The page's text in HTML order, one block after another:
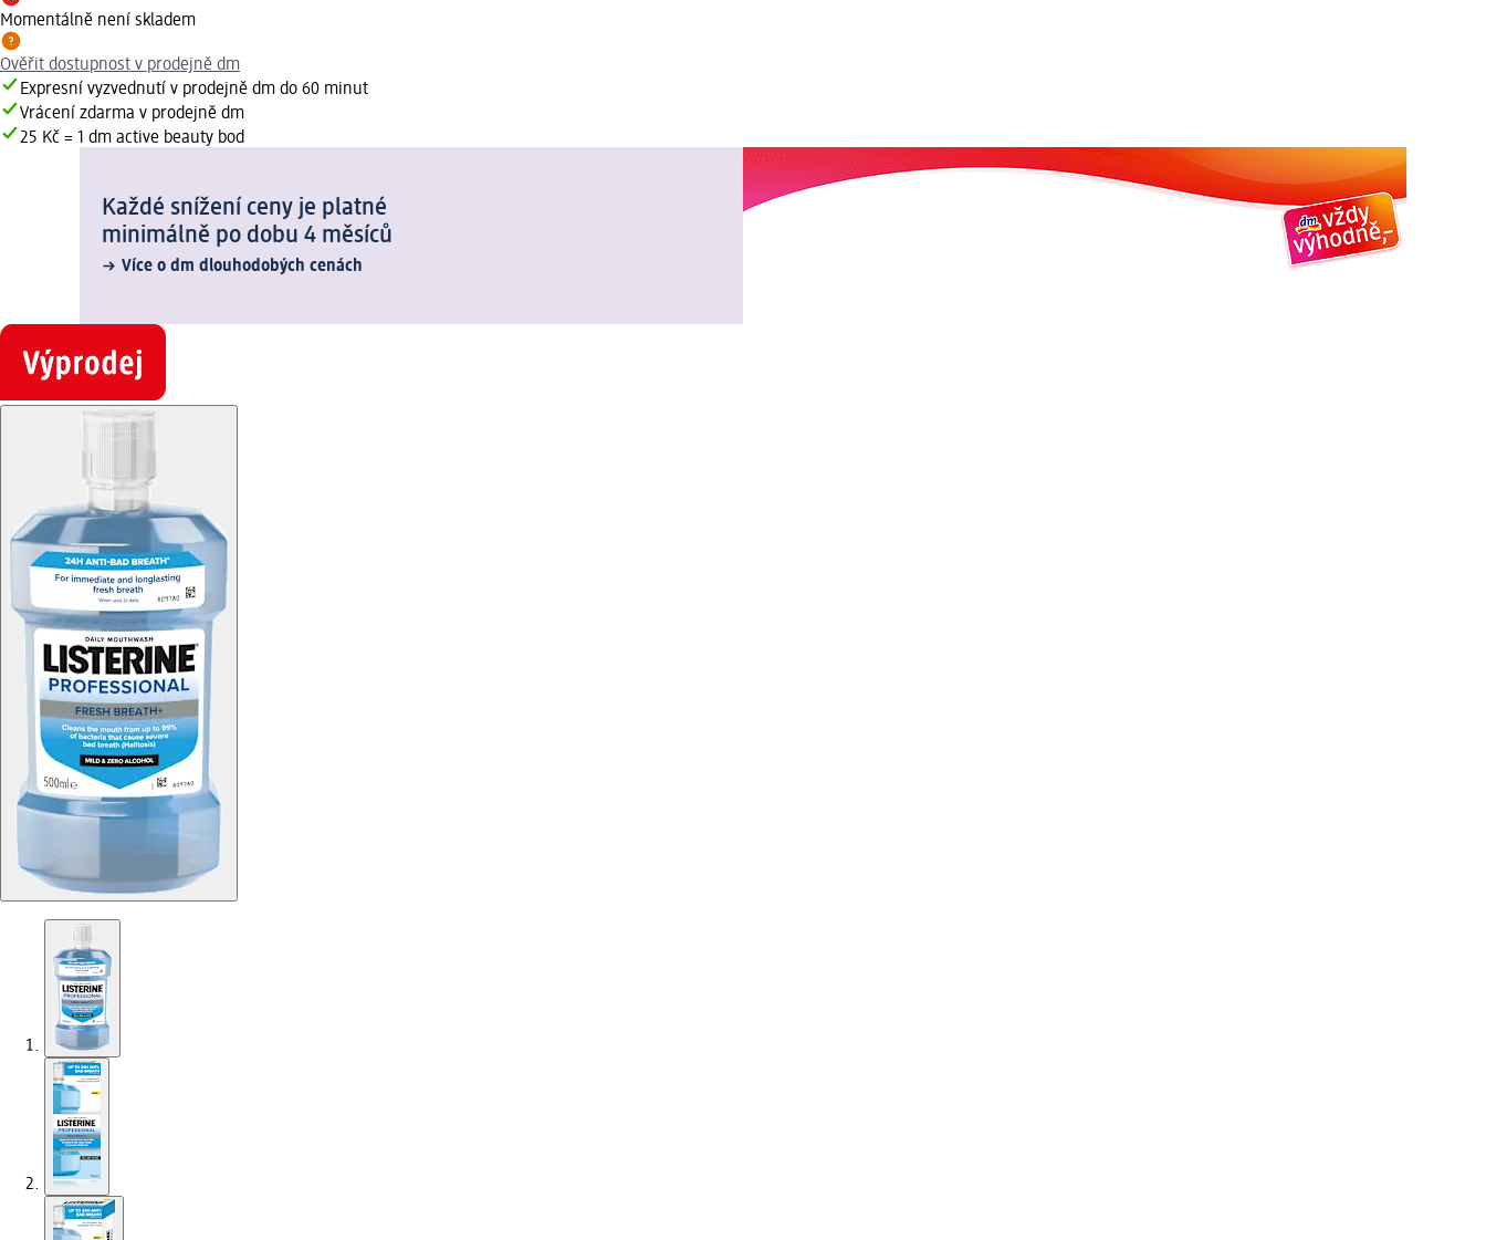
Momentálně není skladem
Ověřit dostupnost v prodejně dm
Expresní vyzvednutí v prodejně dm do 60 minut
Vrácení zdarma v prodejně dm
25 Kč = 1 dm active beauty bod
Každé snížení ceny je platné
minimálně po dobu 4 měsíců
Více o dm dlouhodobých cenách